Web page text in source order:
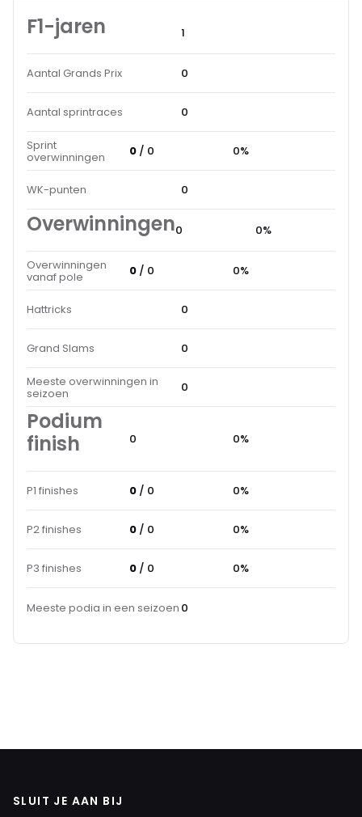
F1-jaren 1
Aantal Grands Prix 0
Aantal sprintraces 0
Sprint
overwinningen 0 / 0 0%
WK-punten 0
Overwinningen0 0%
Overwinningen
vanaf pole 0 / 0 0%
Hattricks 0
Grand Slams 0
Meeste overwinningen in
seizoen 0
Podium
finish
0 0%
P1 finishes 0 / 0 0%
P2 finishes 0 / 0 0%
P3 finishes 0 / 0 0%
Meeste podia in een seizoen 0
SLUIT JE AAN BIJ